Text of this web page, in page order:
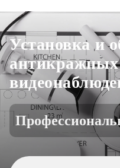
Установка и
антикражных